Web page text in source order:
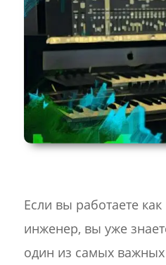
Если вы работаете
инженер, вы уже
один из самых